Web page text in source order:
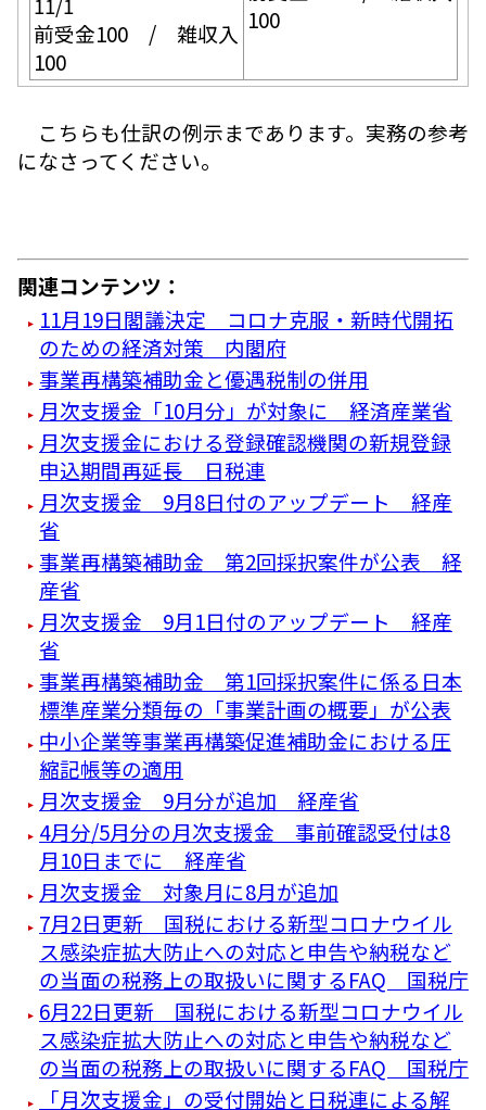
前受金100 / 雑収入
100
100
こちらも仕訳の例示まであります。実務の参考
になさってください。
関連コンテンツ：
11月19日閣議決定 コロナ克服・新時代開拓
のための経済対策 内閣府
事業再構築補助金と優遇税制の併用
月次支援金「10月分」が対象に 経済産業省
月次支援金における登録確認機関の新規登録
申込期間再延長 日税連
月次支援金 9月8日付のアップデート 経産
省
事業再構築補助金 第2回採択案件が公表 経
産省
月次支援金 9月1日付のアップデート 経産
省
事業再構築補助金 第1回採択案件に係る日本
標準産業分類毎の「事業計画の概要」が公表
中小企業等事業再構築促進補助金における圧
縮記帳等の適用
月次支援金 9月分が追加 経産省
4月分/5月分の月次支援金 事前確認受付は8
月10日までに 経産省
月次支援金 対象月に8月が追加
7月2日更新 国税における新型コロナウイル
ス感染症拡大防止への対応と申告や納税など
の当面の税務上の取扱いに関するFAQ 国税庁
6月22日更新 国税における新型コロナウイル
ス感染症拡大防止への対応と申告や納税など
の当面の税務上の取扱いに関するFAQ 国税庁
「月次支援金」の受付開始と日税連による解